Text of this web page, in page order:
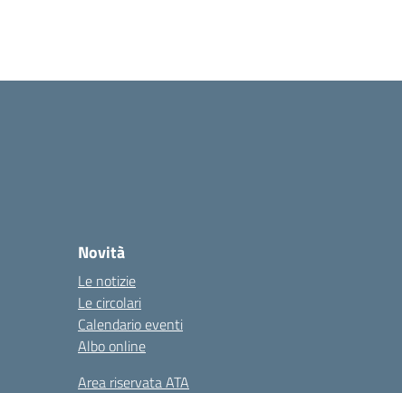
Novità
Le notizie
Le circolari
Calendario eventi
Albo online
Area riservata ATA